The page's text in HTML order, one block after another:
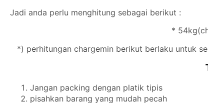
Jadi anda perlu menghitung sebagai berikut :
*
*) perhitungan chargemin berikut berlaku untuk
Jangan packing dengan platik tipis
pisahkan barang yang mudah pecah